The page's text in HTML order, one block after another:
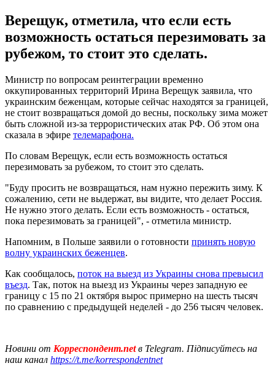
Верещук, отметила, что если есть
возможность остаться перезимовать за
рубежом, то стоит это сделать.
Министр по вопросам реинтеграции временно
оккупированных территорий Ирина Верещук заявила, что
украинским беженцам, которые сейчас находятся за границей,
не стоит возвращаться домой до весны, поскольку зима может
быть сложной из-за террористических атак РФ. Об этом она
сказала в эфире телемарафона.
По словам Верещук, если есть возможность остаться
перезимовать за рубежом, то стоит это сделать.
"Буду просить не возвращаться, нам нужно пережить зиму. К
сожалению, сети не выдержат, вы видите, что делает Россия.
Не нужно этого делать. Если есть возможность - остаться,
пока перезимовать за границей", - отметила министр.
Напомним, в Польше заявили о готовности принять новую
волну украинских беженцев.
Как сообщалось, поток на выезд из Украины снова превысил
въезд. Так, поток на выезд из Украины через западную ее
границу с 15 по 21 октября вырос примерно на шесть тысяч
по сравнению с предыдущей неделей - до 256 тысяч человек.
Новини от Корреспондент.netв Telegram. Підписуйтесь на
наш канал https://t.me/korrespondentnet